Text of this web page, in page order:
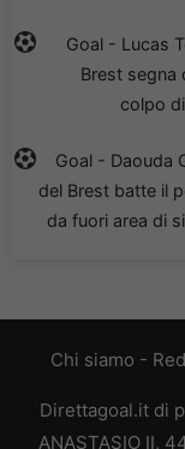
Goal - Lucas
Brest segna
colpo
Goal - Daouda
del Brest batte il
da fuori area di
Chi siamo -
Direttagoal.it di
ANASTASIO II,